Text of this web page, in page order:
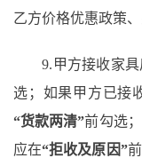
乙方价格优惠政策
9.甲方接收家具
选；如果甲方已接
“货款两清”前勾选
应在“拒收及原因”